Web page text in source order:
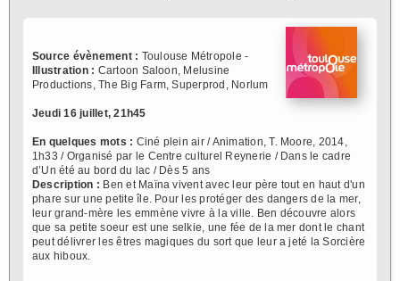
Source évènement : Toulouse Métropole -
Illustration : Cartoon Saloon, Melusine
Productions, The Big Farm, Superprod, Norlum
Jeudi 16 juillet, 21h45
En quelques mots : Ciné plein air / Animation, T. Moore, 2014,
1h33 / Organisé par le Centre culturel Reynerie / Dans le cadre
d’Un été au bord du lac / Dès 5 ans
Description : Ben et Maïna vivent avec leur père tout en haut d'un
phare sur une petite île. Pour les protéger des dangers de la mer,
leur grand-mère les emmène vivre à la ville. Ben découvre alors
que sa petite soeur est une selkie, une fée de la mer dont le chant
peut délivrer les êtres magiques du sort que leur a jeté la Sorcière
aux hiboux.